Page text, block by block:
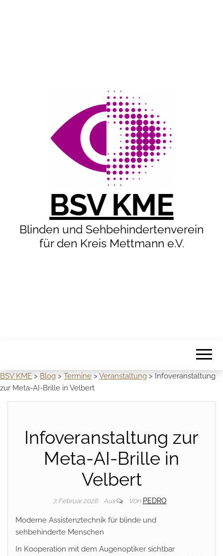
BSV KME
Blinden und Sehbehindertenverein
für den Kreis Mettmann e.V.
BSV KME > Blog > Termine > Veranstaltung > Infoveranstaltung
zur Meta-AI-Brille in Velbert
Infoveranstaltung zur
Meta-AI-Brille in
Velbert
7. Februar 2026 Aus Von PEDRO
Moderne Assistenztechnik für blinde und
sehbehinderte Menschen
In Kooperation mit dem Augenoptiker sichtbar